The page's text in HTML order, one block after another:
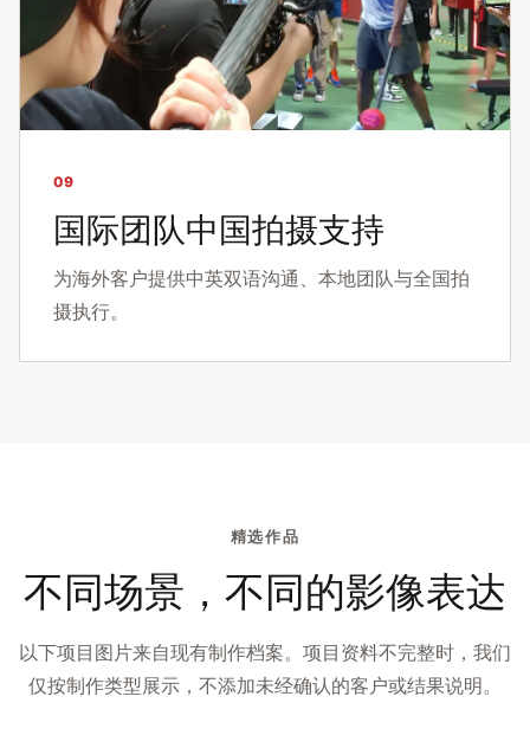
09
国际团队中国拍摄支持
为海外客户提供中英双语沟通、本地团队与全国拍
摄执行。
精选作品
不同场景，不同的影像表达
以下项目图片来自现有制作档案。项目资料不完整时，我们
仅按制作类型展示，不添加未经确认的客户或结果说明。